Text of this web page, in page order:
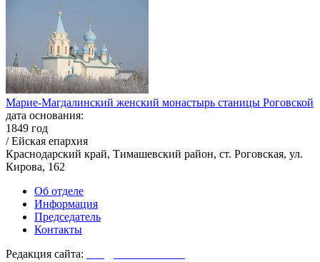
Марие-Магдалинский женский монастырь станицы Роговской
дата основания:
1849 год
/ Ейская епархия
Краснодарский край, Тимашевский район, ст. Роговская, ул.
Кирова, 162
Об отделе
Информация
Председатель
Контакты
Редакция сайта: